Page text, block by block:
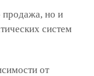
продажа, но и
систем
от